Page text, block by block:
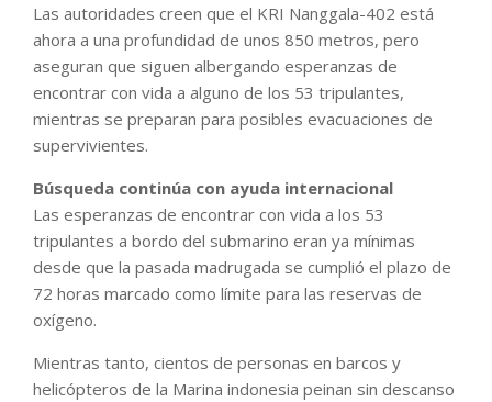
Las autoridades creen que el KRI Nanggala-402 está
ahora a una profundidad de unos 850 metros, pero
aseguran que siguen albergando esperanzas de
encontrar con vida a alguno de los 53 tripulantes,
mientras se preparan para posibles evacuaciones de
supervivientes.
Búsqueda continúa con ayuda internacional
Las esperanzas de encontrar con vida a los 53
tripulantes a bordo del submarino eran ya mínimas
desde que la pasada madrugada se cumplió el plazo de
72 horas marcado como límite para las reservas de
oxígeno.
Mientras tanto, cientos de personas en barcos y
helicópteros de la Marina indonesia peinan sin descanso